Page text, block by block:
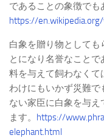
であることの象徴でも
https://
白象を贈り物としても
とになり名誉なこと
料を与えて飼わなくて
わけにもいかず災難で
ない家臣に白象を与え
ます。 https://
elephant.html